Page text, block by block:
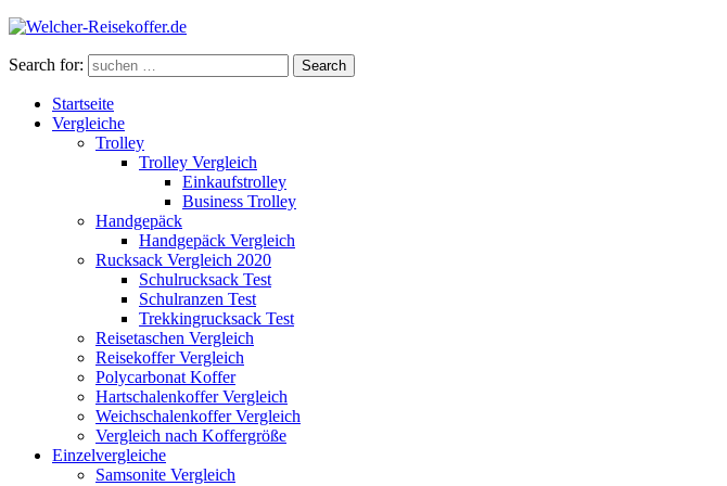
Search for: Search
Startseite
Vergleiche
Trolley
Trolley Vergleich
Einkaufstrolley
Business Trolley
Handgepäck
Handgepäck Vergleich
Rucksack Vergleich 2020
Schulrucksack Test
Schulranzen Test
Trekkingrucksack Test
Reisetaschen Vergleich
Reisekoffer Vergleich
Polycarbonat Koffer
Hartschalenkoffer Vergleich
Weichschalenkoffer Vergleich
Vergleich nach Koffergröße
Einzelvergleiche
Samsonite Vergleich